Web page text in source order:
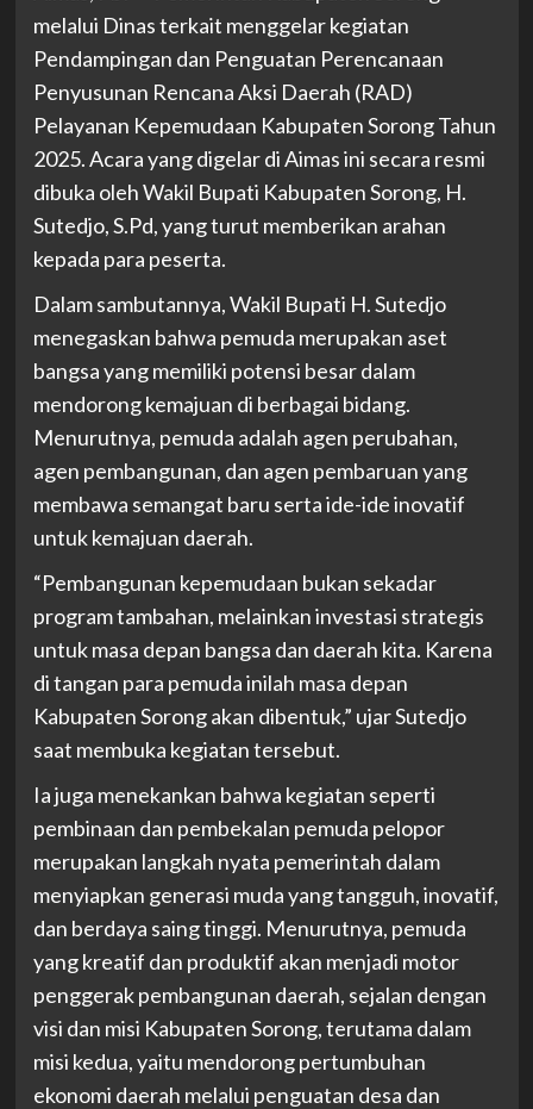
melalui Dinas terkait menggelar kegiatan
Pendampingan dan Penguatan Perencanaan
Penyusunan Rencana Aksi Daerah (RAD)
Pelayanan Kepemudaan Kabupaten Sorong Tahun
2025. Acara yang digelar di Aimas ini secara resmi
dibuka oleh Wakil Bupati Kabupaten Sorong, H.
Sutedjo, S.Pd, yang turut memberikan arahan
kepada para peserta.
Dalam sambutannya, Wakil Bupati H. Sutedjo
menegaskan bahwa pemuda merupakan aset
bangsa yang memiliki potensi besar dalam
mendorong kemajuan di berbagai bidang.
Menurutnya, pemuda adalah agen perubahan,
agen pembangunan, dan agen pembaruan yang
membawa semangat baru serta ide-ide inovatif
untuk kemajuan daerah.
“Pembangunan kepemudaan bukan sekadar
program tambahan, melainkan investasi strategis
untuk masa depan bangsa dan daerah kita. Karena
di tangan para pemuda inilah masa depan
Kabupaten Sorong akan dibentuk,” ujar Sutedjo
saat membuka kegiatan tersebut.
Ia juga menekankan bahwa kegiatan seperti
pembinaan dan pembekalan pemuda pelopor
merupakan langkah nyata pemerintah dalam
menyiapkan generasi muda yang tangguh, inovatif,
dan berdaya saing tinggi. Menurutnya, pemuda
yang kreatif dan produktif akan menjadi motor
penggerak pembangunan daerah, sejalan dengan
visi dan misi Kabupaten Sorong, terutama dalam
misi kedua, yaitu mendorong pertumbuhan
ekonomi daerah melalui penguatan desa dan